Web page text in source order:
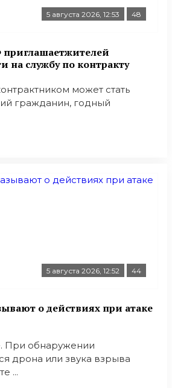
5 августа 2026, 12:53 48
на службу по контракту
может стать
гражданин, годный
5 августа 2026, 12:52 44
о действиях при атаке
При обнаружении
дрона или звука взрыва
...